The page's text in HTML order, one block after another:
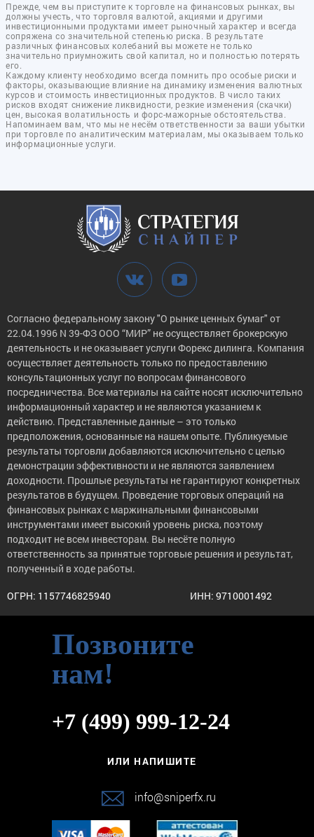
Прежде, чем вы приступите к торговле на финансовых рынках, вы
должны учесть, что торговля валютой, акциями и другими
инвестиционными продуктами имеет рыночный характер и всегда
сопряжена со значительной степенью риска. В результате
различных финансовых колебаний вы можете не только
значительно приумножить свой капитал, но и полностью потерять
его.
Каждому клиенту необходимо всегда помнить про особые риски и
факторы, оказывающие влияние на динамику изменения валютных
курсов и стоимость инвестиционных продуктов. В число таких
рисков входят снижение ликвидности, резкие изменения (скачки)
цен, высокая волатильность и форс-мажорные обстоятельства.
Напоминаем вам, что мы не несём ответственности за ваши убытки
при торговле по аналитическим материалам, мы оказываем только
информационные услуги.
Согласно федеральному закону "О рынке ценных бумаг" от
22.04.1996 N 39-ФЗ ООО “МИР” не осуществляет брокерскую
деятельность и не оказывает услуги Форекс дилинга. Компания
осуществляет деятельность только по предоставлению
консультационных услуг по вопросам финансового
посредничества. Все материалы на сайте носят исключительно
информационный характер и не являются указанием к
действию. Представленные данные – это только
предположения, основанные на нашем опыте. Публикуемые
результаты торговли добавляются исключительно с целью
демонстрации эффективности и не являются заявлением
доходности. Прошлые результаты не гарантируют конкретных
результатов в будущем. Проведение торговых операций на
финансовых рынках с маржинальными финансовыми
инструментами имеет высокий уровень риска, поэтому
подходит не всем инвесторам. Вы несёте полную
ответственность за принятые торговые решения и результат,
полученный в ходе работы.
ОГРН: 1157746825940 ИНН: 9710001492
Позвоните
нам!
+7 (499) 999-12-24
ИЛИ НАПИШИТЕ
info@sniperfx.ru